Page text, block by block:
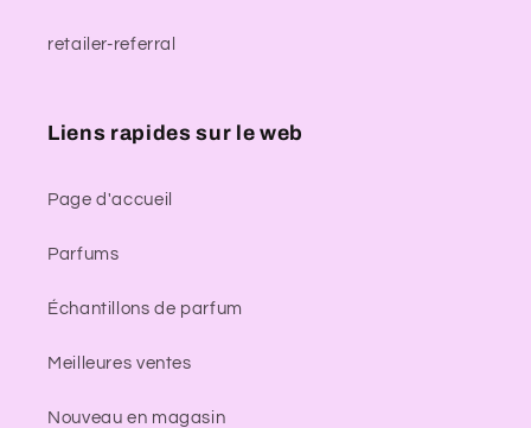
retailer-referral
Liens rapides sur le web
Page d'accueil
Parfums
Échantillons de parfum
Meilleures ventes
Nouveau en magasin